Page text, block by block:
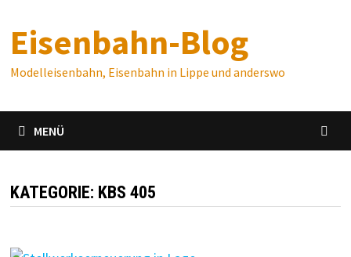
Inhalt
springen
Eisenbahn-Blog
Modelleisenbahn, Eisenbahn in Lippe und anderswo
MENÜ
KATEGORIE: KBS 405